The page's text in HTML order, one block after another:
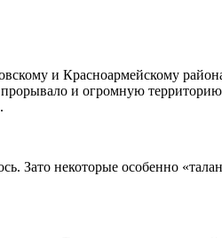
и Красноармейскому
и огромную
Зато некоторые особенно